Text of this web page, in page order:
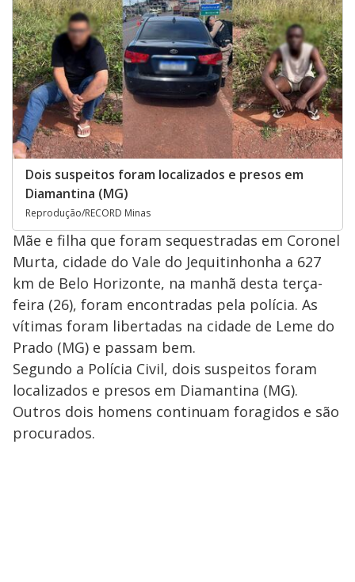
Dois suspeitos foram localizados e presos em
Diamantina (MG)
Reprodução/RECORD Minas
Mãe e filha que foram sequestradas em Coronel
Murta, cidade do Vale do Jequitinhonha a 627
km de Belo Horizonte, na manhã desta terça-
feira (26), foram encontradas pela polícia. As
vítimas foram libertadas na cidade de Leme do
Prado (MG) e passam bem.
Segundo a Polícia Civil, dois suspeitos foram
localizados e presos em Diamantina (MG).
Outros dois homens continuam foragidos e são
procurados.